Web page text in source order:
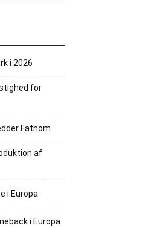
i 2026
for
Fathom
af
i Europa
i Europa